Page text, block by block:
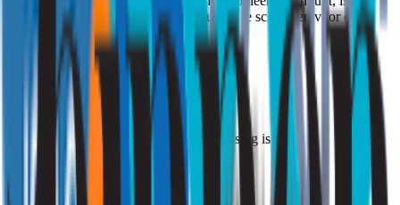
altijd verstandig om professionele hulp in te schakelen voor een
grondige inspectie en aanpak.
Hulp nodig?
Druk op de button die voor u van toepassing is.
Ik ben particulier